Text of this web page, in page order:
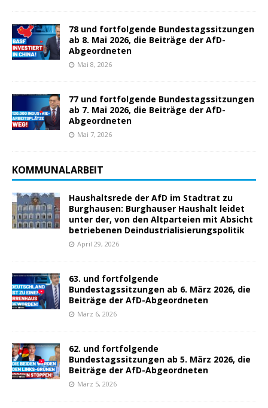
78 und fortfolgende Bundestagssitzungen
ab 8. Mai 2026, die Beiträge der AfD-
Abgeordneten
Mai 8, 2026
77 und fortfolgende Bundestagssitzungen
ab 7. Mai 2026, die Beiträge der AfD-
Abgeordneten
Mai 7, 2026
KOMMUNALARBEIT
Haushaltsrede der AfD im Stadtrat zu
Burghausen: Burghauser Haushalt leidet
unter der, von den Altparteien mit Absicht
betriebenen Deindustrialisierungspolitik
April 29, 2026
63. und fortfolgende
Bundestagssitzungen ab 6. März 2026, die
Beiträge der AfD-Abgeordneten
März 6, 2026
62. und fortfolgende
Bundestagssitzungen ab 5. März 2026, die
Beiträge der AfD-Abgeordneten
März 5, 2026